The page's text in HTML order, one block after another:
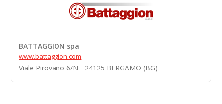
BATTAGGION spa
www.battaggion.com
Viale Pirovano 6/N - 24125 BERGAMO (BG)